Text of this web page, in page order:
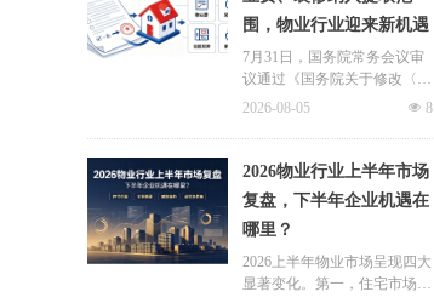
围，物业行业迎来新机遇
7月31日，国务院常务会议审
议通过《国务院关于修改〈住
房公积金管理条例〉的决定
景迎来历史性扩容。提取情形
由原有6种拓展至9种，新增装
修自住住房、支付自住住房物
业费两大民生场景，同时设置
兜底条款支持其他合规住房消
费。这项顶层政策调整，不仅
惠及亿万缴存职工，也将深度
넶 8
2026-08-05
2026物业行业上半年市场
复盘，下半年企业机遇在
哪里？
2026上半年物业市场呈现四大
显著变化。第一，住宅市场全